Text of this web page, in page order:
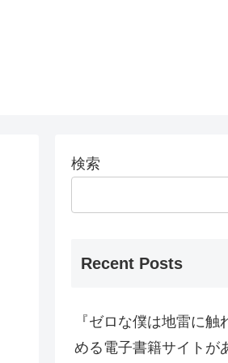
検索
Recent Posts
『ゼロな僕は地雷に
める電子書籍サイトが